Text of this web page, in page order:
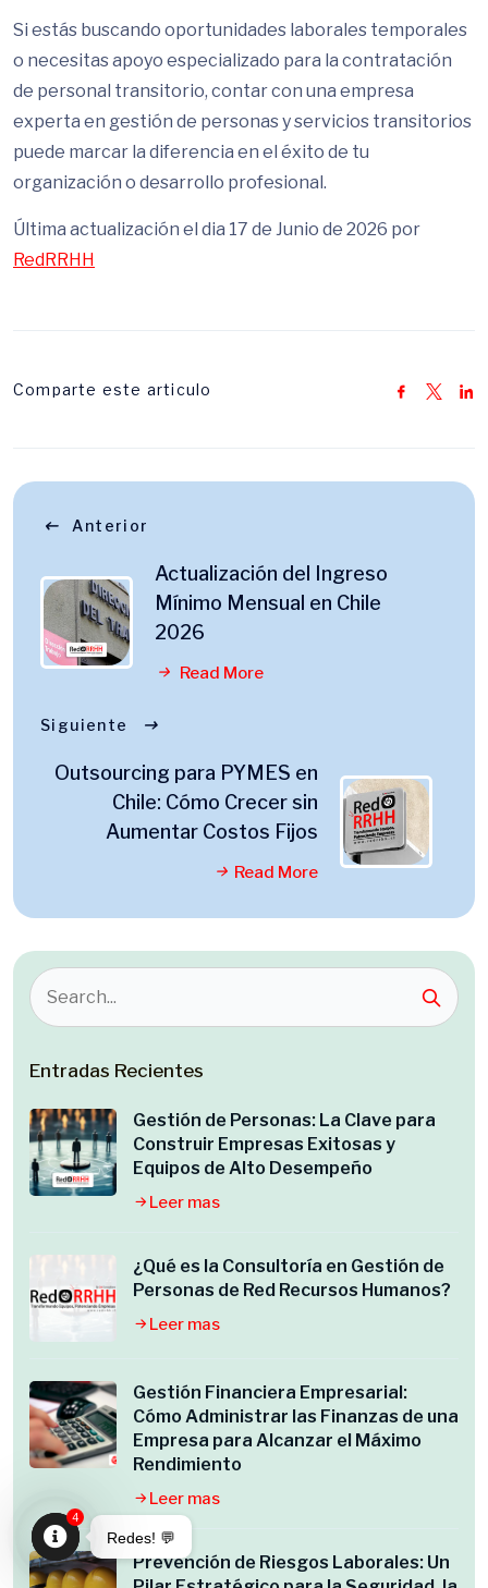
Si estás buscando oportunidades laborales temporales
o necesitas apoyo especializado para la contratación
de personal transitorio, contar con una empresa
experta en gestión de personas y servicios transitorios
puede marcar la diferencia en el éxito de tu
organización o desarrollo profesional.
Última actualización el dia 17 de Junio de 2026 por
RedRRHH
Comparte este articulo
Anterior
Actualización del Ingreso
Mínimo Mensual en Chile
2026
Read More
Siguiente
Outsourcing para PYMES en
Chile: Cómo Crecer sin
Aumentar Costos Fijos
Read More
Entradas Recientes
Gestión de Personas: La Clave para
Construir Empresas Exitosas y
Equipos de Alto Desempeño
Leer mas
¿Qué es la Consultoría en Gestión de
Personas de Red Recursos Humanos?
Leer mas
Gestión Financiera Empresarial:
Cómo Administrar las Finanzas de una
Empresa para Alcanzar el Máximo
Rendimiento
Leer mas
Prevención de Riesgos Laborales: Un
Redes! 💬
Open
4